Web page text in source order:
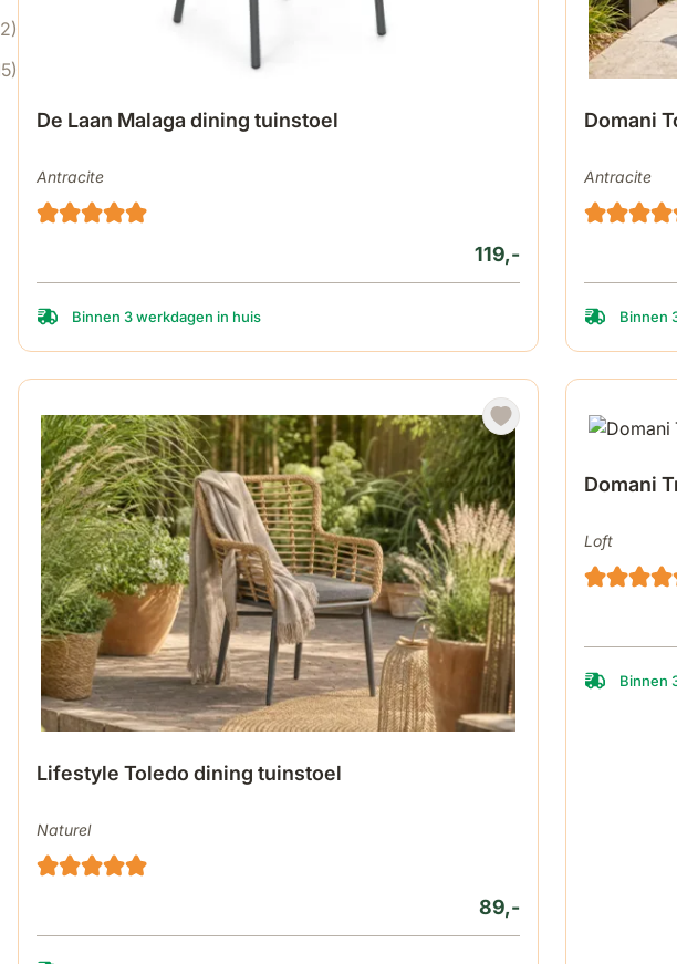
De Laan Malaga dining tuinstoel
Antracite
119,-
Binnen 3 werkdagen in huis
Domani
Antracite
Binnen
Lifestyle Toledo dining tuinstoel
Naturel
89,-
Domani
Loft
Binnen